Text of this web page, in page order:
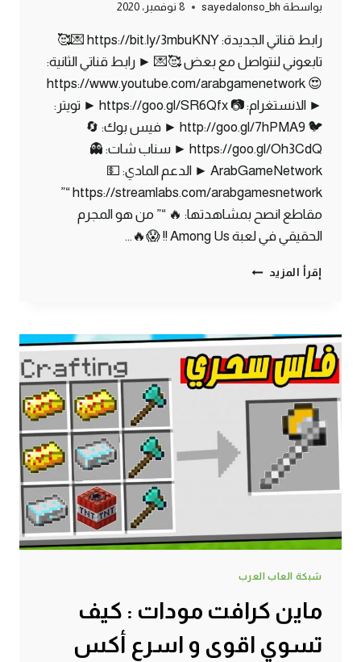
بواسطة sayedalonso_bh 8 نوفمبر، 2020
رابط قناتي الجديدة: https://bit.ly/3mbuKNY 💌🥰
تابعوني لنتواصل مع بعض 🥰💌 ► رابط قناتي الثانية:
😍 https://www.youtube.com/arabgamenetwork
► الانستغرام: 📷 https://goo.gl/SR6Qfx ► تويتر:
🐦 http://goo.gl/7hPMA9 ► فيس بوك: 🔄
https://goo.gl/Oh3CdQ ► سناب شات: 👻
ArabGameNetwork ► الدعم المادي: 💵
https://streamlabs.com/arabgamesnetwork “”
مقاطع انصح بمشاهدتها: 🔥 “” من هو المجرم
الحقيقي في لعبة Among Us !! 😱🔥…
إقرأ المزيد ماين
كيف
تصنع
دايموند
من
الفحم
MINECRAFT
🔥
شبكة العاب العرب
ماين كرافت مودات : كيف
تسوي اقوى و اسرع أكس